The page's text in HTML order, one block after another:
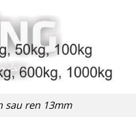
sau ren 13mm